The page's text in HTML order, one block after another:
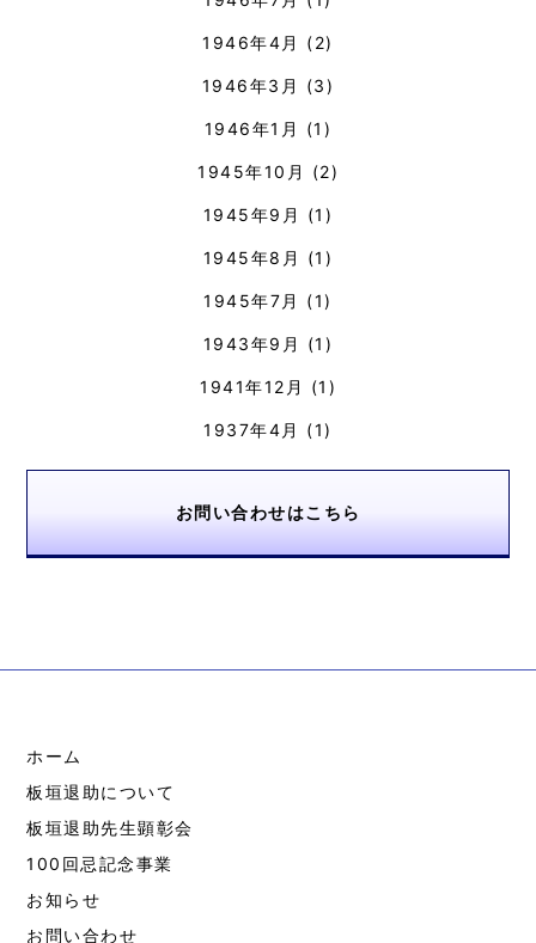
1946年4月 (2)
1946年3月 (3)
1946年1月 (1)
1945年10月 (2)
1945年9月 (1)
1945年8月 (1)
1945年7月 (1)
1943年9月 (1)
1941年12月 (1)
1937年4月 (1)
お問い合わせはこちら
ホーム
板垣退助について
板垣退助先生顕彰会
100回忌記念事業
お知らせ
お問い合わせ